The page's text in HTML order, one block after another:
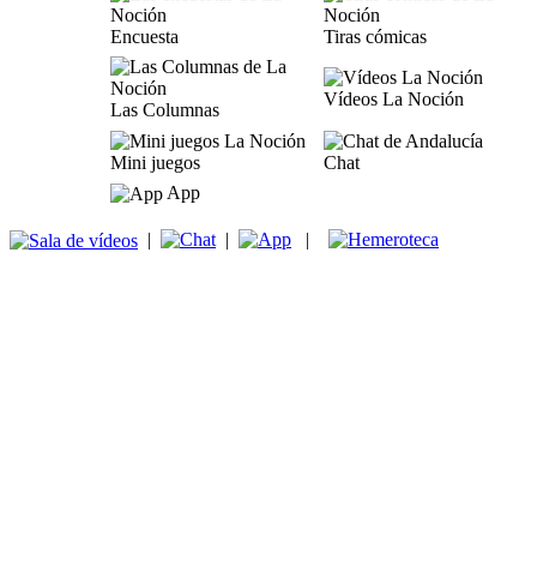
Encuesta Tiras cómicas
Las Columnas
Vídeos La Noción
Mini juegos
Chat
App
| | |